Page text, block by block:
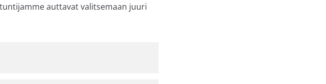
auttavat valitsemaan juuri